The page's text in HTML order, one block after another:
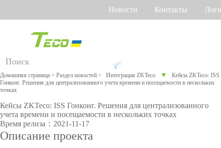
Новости Контакты
Прог
ное
обес
пече
ние
Учет
рабочего
Обор
ние
прот
COV
Больше>
>
Умн
дом
Видеодо
чего
Д
я
р
а
з
Поддержка
Онлайн
ка
FAQ
Домашняя страница > Раздел новостей > Интеграция ZKTeco ▼
Кейсы ZKTeco: ISS
Гонконг. Решения для централизованного учета времени и посещаемости в нескольких
точках
Кейсы ZKTeco: ISS Гонконг. Решения для централизованного
учета времени и посещаемости в нескольких точках
Время релиза：2021-11-17
Описание проекта